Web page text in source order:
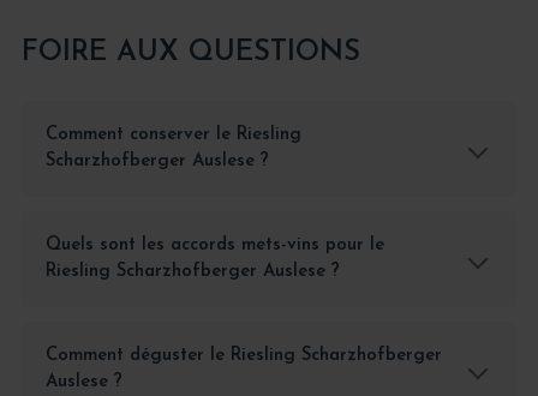
FOIRE AUX QUESTIONS
Comment conserver le Riesling
Scharzhofberger Auslese ?
Quels sont les accords mets-vins pour le
Riesling Scharzhofberger Auslese ?
Comment déguster le Riesling Scharzhofberger
Auslese ?